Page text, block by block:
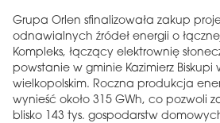
Grupa Orlen sfinalizowała zakup
odnawialnych źródeł energii o
Kompleks, łączący elektrownię
powstanie w gminie Kazimierz
wielkopolskim. Roczna produkcja
wynieść około 315 GWh, co pozwoli
blisko 143 tys. gospodarstw